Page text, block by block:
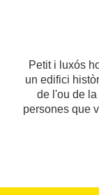
Petit i luxós
un edifici
de l'ou de
persones que